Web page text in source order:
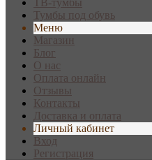
ТВ-тумбы
Тумбы под обувь
Меню
Магазин
Блог
О нас
Оплата онлайн
Отзывы
Контакты
Доставка и оплата
Личный кабинет
Вход
Регистрация